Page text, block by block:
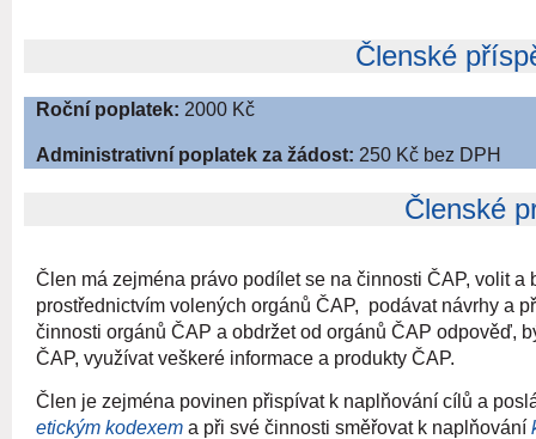
Členské
Roční poplatek: 2000 Kč
Administrativní poplatek za žádost: 250 Kč bez DPH
Členské
Člen má zejména právo podílet se na činnosti ČAP, volit
prostřednictvím volených orgánů ČAP, podávat návrhy a
činnosti orgánů ČAP a obdržet od orgánů ČAP odpověď,
ČAP, využívat veškeré informace a produkty ČAP.
Člen je zejména povinen přispívat k naplňování cílů a
etickým kodexem a při své činnosti směřovat k naplňování